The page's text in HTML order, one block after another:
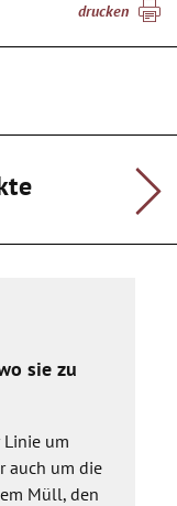
drucken
sie zu
Linie um
auch um die
Müll, den